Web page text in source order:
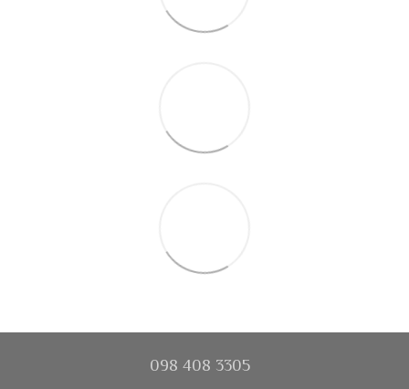
098 408 3305